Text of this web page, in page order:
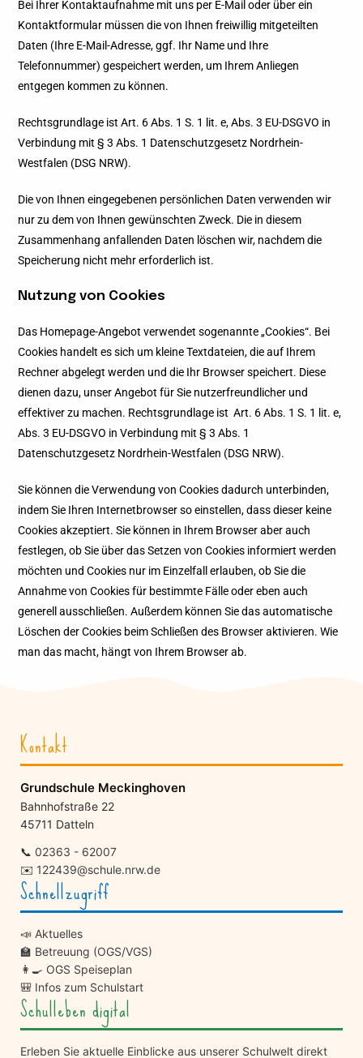
Bei Ihrer Kontaktaufnahme mit uns per E-Mail oder über ein
Kontaktformular müssen die von Ihnen freiwillig mitgeteilten
Daten (Ihre E-Mail-Adresse, ggf. Ihr Name und Ihre
Telefonnummer) gespeichert werden, um Ihrem Anliegen
entgegen kommen zu können.
Rechtsgrundlage ist Art. 6 Abs. 1 S. 1 lit. e, Abs. 3 EU-DSGVO in
Verbindung mit § 3 Abs. 1 Datenschutzgesetz Nordrhein-
Westfalen (DSG NRW).
Die von Ihnen eingegebenen persönlichen Daten verwenden wir
nur zu dem von Ihnen gewünschten Zweck. Die in diesem
Zusammenhang anfallenden Daten löschen wir, nachdem die
Speicherung nicht mehr erforderlich ist.
Nutzung von Cookies
Das Homepage-Angebot verwendet sogenannte „Cookies“. Bei
Cookies handelt es sich um kleine Textdateien, die auf Ihrem
Rechner abgelegt werden und die Ihr Browser speichert. Diese
dienen dazu, unser Angebot für Sie nutzerfreundlicher und
effektiver zu machen. Rechtsgrundlage ist Art. 6 Abs. 1 S. 1 lit. e,
Abs. 3 EU-DSGVO in Verbindung mit § 3 Abs. 1
Datenschutzgesetz Nordrhein-Westfalen (DSG NRW).
Sie können die Verwendung von Cookies dadurch unterbinden,
indem Sie Ihren Internetbrowser so einstellen, dass dieser keine
Cookies akzeptiert. Sie können in Ihrem Browser aber auch
festlegen, ob Sie über das Setzen von Cookies informiert werden
möchten und Cookies nur im Einzelfall erlauben, ob Sie die
Annahme von Cookies für bestimmte Fälle oder eben auch
generell ausschließen. Außerdem können Sie das automatische
Löschen der Cookies beim Schließen des Browser aktivieren. Wie
man das macht, hängt von Ihrem Browser ab.
Kontakt
Grundschule Meckinghoven
Bahnhofstraße 22
45711 Datteln
📞 02363 - 62007
✉️ 122439@schule.nrw.de
Schnellzugriff
📣 Aktuelles
🏫 Betreuung (OGS/VGS)
👩‍🍳 OGS Speiseplan
🎒 Infos zum Schulstart
Schulleben digital
Erleben Sie aktuelle Einblicke aus unserer Schulwelt direkt